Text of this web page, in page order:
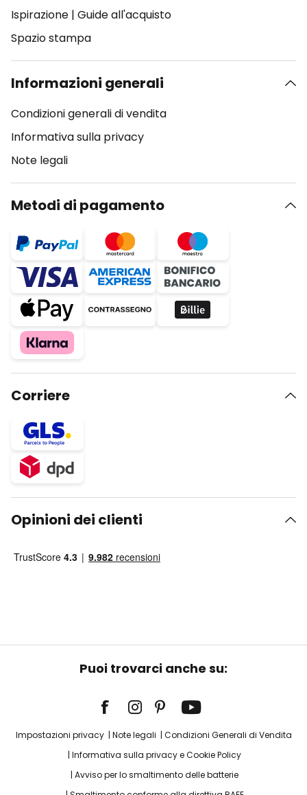
Ispirazione | Guide all'acquisto
Spazio stampa
Informazioni generali
Condizioni generali di vendita
Informativa sulla privacy
Note legali
Metodi di pagamento
Corriere
Opinioni dei clienti
Puoi trovarci anche su:
Impostazioni privacy Note legali
Condizioni Generali di Vendita
Informativa sulla privacy e Cookie Policy
Avviso per lo smaltimento delle batterie